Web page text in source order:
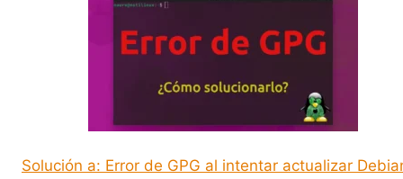
Solución a: Error de GPG al intentar actualizar